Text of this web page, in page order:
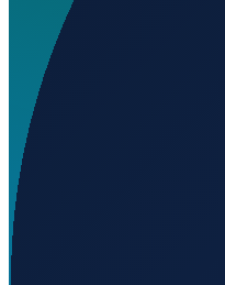
Auf welcher Höhe
Wird geladen...
31.09361
Los Angeles